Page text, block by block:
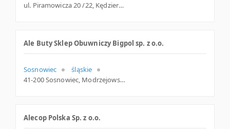
ul. Piramowicza 20 /22, Kędzierzyn-Koźle
Ale Buty Sklep Obuwniczy Bigpol sp. z o.o.
Sosnowiec
śląskie
41-200 Sosnowiec, Modrzejowska 2, śląskie
Alecop Polska Sp. z o.o.